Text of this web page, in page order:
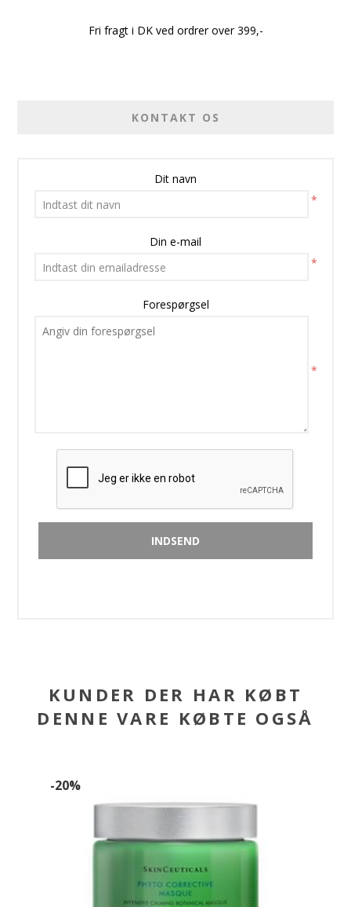
Fri fragt i DK ved ordrer over 399,-
KONTAKT OS
Dit navn
*
Din e-mail
*
Forespørgsel
*
KUNDER DER HAR KØBT
DENNE VARE KØBTE OGSÅ
-20%